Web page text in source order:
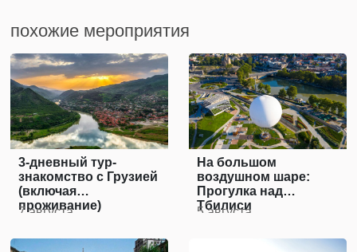
похожие мероприятия
3-дневный тур-
знакомство с Грузией
(включая
проживание)
7 августа
На большом
воздушном шаре:
Прогулка над
Тбилиси
5 августа